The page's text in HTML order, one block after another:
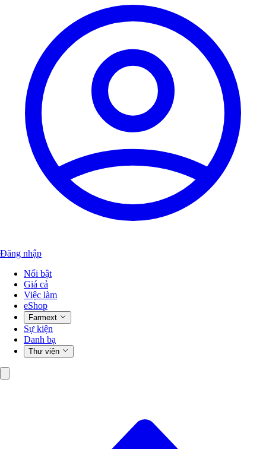
Đăng nhập
Nổi bật
Giá cả
Việc làm
eShop
Farmext
Sự kiện
Danh bạ
Thư viện